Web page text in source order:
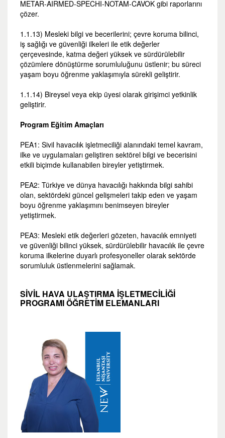
METAR-AIRMED-SPECHI-NOTAM-CAVOK gibi raporlarını
çözer.
1.1.13) Mesleki bilgi ve becerilerini; çevre koruma bilinci,
iş sağlığı ve güvenliği ilkeleri ile etik değerler
çerçevesinde, katma değeri yüksek ve sürdürülebilir
çözümlere dönüştürme sorumluluğunu üstlenir; bu süreci
yaşam boyu öğrenme yaklaşımıyla sürekli geliştirir.
1.1.14) Bireysel veya ekip üyesi olarak girişimci yetkinlik
geliştirir.
Program Eğitim Amaçları
PEA1: Sivil havacılık işletmeciliği alanındaki temel kavram,
ilke ve uygulamaları geliştiren sektörel bilgi ve becerisini
etkili biçimde kullanabilen bireyler yetiştirmek.
PEA2: Türkiye ve dünya havacılığı hakkında bilgi sahibi
olan, sektördeki güncel gelişmeleri takip eden ve yaşam
boyu öğrenme yaklaşımını benimseyen bireyler
yetiştirmek.
PEA3: Mesleki etik değerleri gözeten, havacılık emniyeti
ve güvenliği bilinci yüksek, sürdürülebilir havacılık ile çevre
koruma ilkelerine duyarlı profesyoneller olarak sektörde
sorumluluk üstlenmelerini sağlamak.
SIVIL HAVA ULAŞTIRMA İŞLETMECILIĞI
PROGRAMI ÖĞRETİM ELEMANLARI